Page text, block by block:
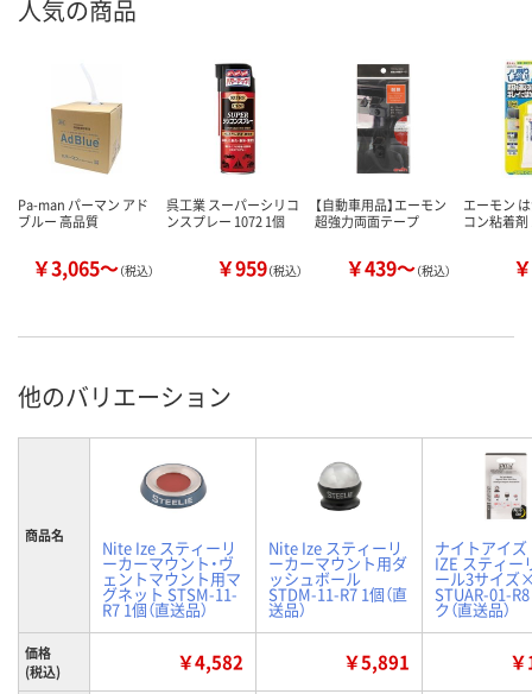
人気の商品
Pa-man パーマン アド
ブルー 高品質
￥3,065～（税込）
呉工業 スーパーシリコ
ンスプレー 1072 1個
￥959（税込）
【自動車用品】エーモン
超強力両面テープ
￥439～（税込）
エーモン
コン粘着剤
他のバリエーション
商品名
Nite Ize スティーリ
ーカーマウント・ヴ
ェントマウント用マ
グネット STSM-11-
R7 1個（直送品）
Nite Ize スティーリ
ーカーマウント用ダ
ッシュボール
STDM-11-R7 1個（直
送品）
ナイトアイズ
IZE スティー
ール3サイズ
STUAR-01-
ク（直送品）
価格
(税込)
￥4,582 ￥5,891